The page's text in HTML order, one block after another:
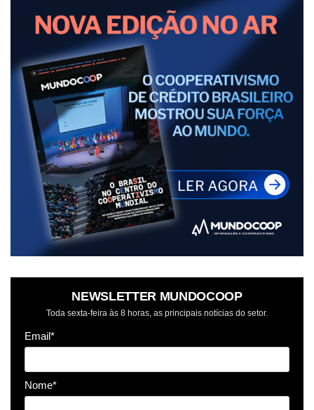
NEWSLETTER MUNDOCOOP
Toda sexta-feira às 8 horas, as principais notícias do setor.
Email*
Nome*